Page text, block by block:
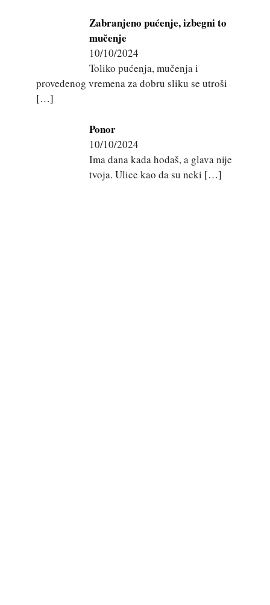
Zabranjeno pućenje, izbegni to
mučenje
10/10/2024
Toliko pućenja, mučenja i
provedenog vremena za dobru sliku se utroši
[…]
Ponor
10/10/2024
Ima dana kada hodaš, a glava nije
tvoja. Ulice kao da su neki […]